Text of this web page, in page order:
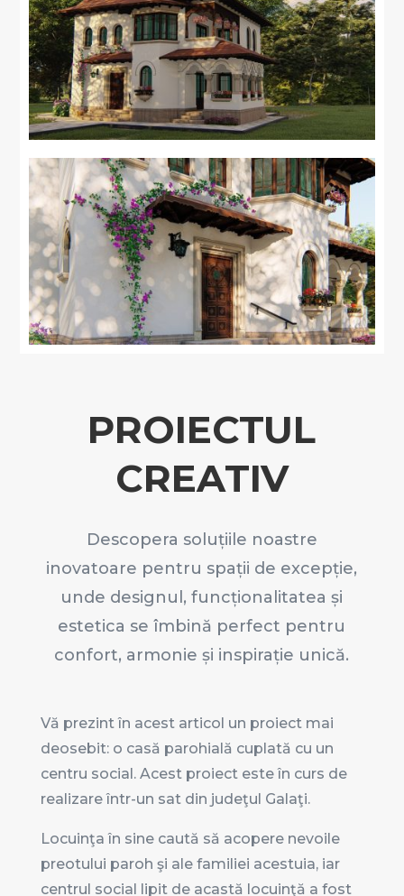
PROIECTUL
CREATIV
Descopera soluțiile noastre
inovatoare pentru spații de excepție,
unde designul, funcționalitatea și
estetica se îmbină perfect pentru
confort, armonie și inspirație unică.
Vă prezint în acest articol un proiect mai
deosebit: o casă parohială cuplată cu un
centru social. Acest proiect este în curs de
realizare într-un sat din judeţul Galaţi.
Locuinţa în sine caută să acopere nevoile
preotului paroh şi ale familiei acestuia, iar
centrul social lipit de acastă locuinţă a fost